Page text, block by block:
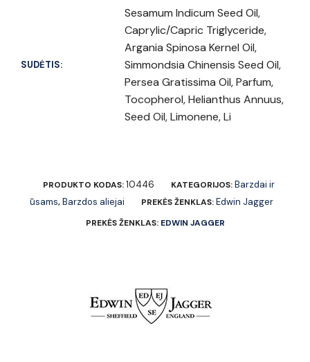
SUDĖTIS:
Sesamum Indicum Seed Oil,
Caprylic/Capric Triglyceride,
Argania Spinosa Kernel Oil,
Simmondsia Chinensis Seed Oil,
Persea Gratissima Oil, Parfum,
Tocopherol, Helianthus Annuus,
Seed Oil, Limonene, Li
PRODUKTO KODAS:10446 KATEGORIJOS:Barzdai ir
ūsams,Barzdos aliejai PREKĖS ŽENKLAS:Edwin Jagger
PREKĖS ŽENKLAS: EDWIN JAGGER